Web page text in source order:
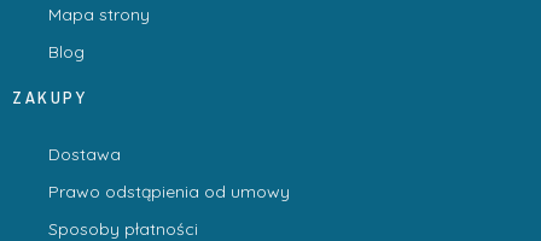
Mapa strony
Blog
ZAKUPY
Dostawa
Prawo odstąpienia od umowy
Sposoby płatności